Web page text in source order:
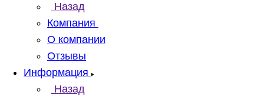
Назад
Компания
О компании
Отзывы
Информация
Назад